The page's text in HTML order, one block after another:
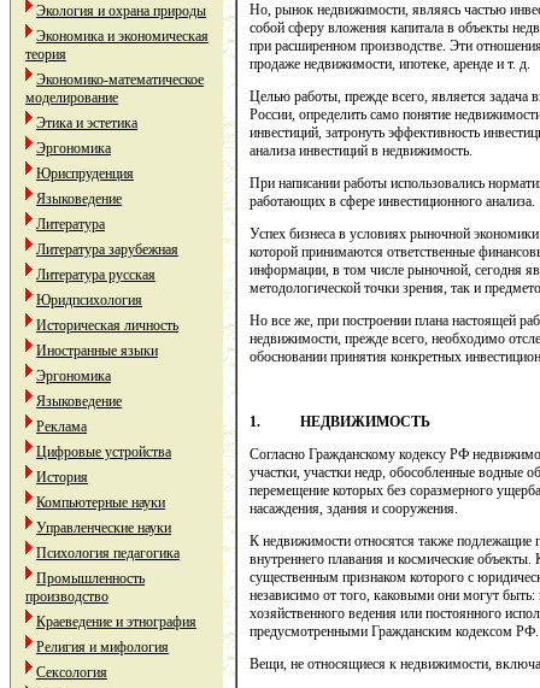
Экология и охрана природы
Экономика и экономическая
теория
Экономико-математическое
моделирование
Этика и эстетика
Эргономика
Юриспруденция
Языковедение
Литература
Литература зарубежная
Литература русская
Юридпсихология
Историческая личность
Иностранные языки
Эргономика
Языковедение
Реклама
Цифровые устройства
История
Компьютерные науки
Управленческие науки
Психология педагогика
Промышленность
производство
Краеведение и этнография
Религия и мифология
Сексология
Но, рынок недвижимости, являясь частью
собой сферу вложения капитала в объекты
при расширенном производстве. Эти
продаже недвижимости, ипотеке, аренде и т. д.
Целью работы, прежде всего, является задача
России, определить само понятие
инвестиций, затронуть эффективность
анализа инвестиций в недвижимость.
При написании работы использовались
работающих в сфере инвестиционного анализа.
Успех бизнеса в условиях рыночной
которой принимаются ответственные
информации, в том числе рыночной, сегодня
методологической точки зрения, так и
Но все же, при построении плана настоящей
недвижимости, прежде всего, необходимо
обосновании принятия конкретных
1. НЕДВИЖИМОСТЬ
Согласно Гражданскому кодексу РФ
участки, участки недр, обособленные водные
перемещение которых без соразмерного
насаждения, здания и сооружения.
К недвижимости относятся также подлежащие
внутреннего плавания и космические
существенным признаком которого с
независимо от того, каковыми они могут
хозяйственного ведения или постоянного
предусмотренными Гражданским кодексом
Вещи, не относящиеся к недвижимости,